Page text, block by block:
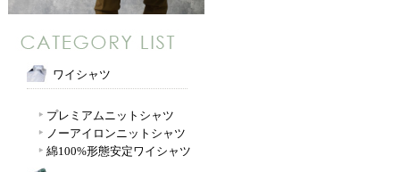
ワイシャツ
プレミアムニットシャツ
ノーアイロンニットシャツ
綿100%形態安定ワイシャツ